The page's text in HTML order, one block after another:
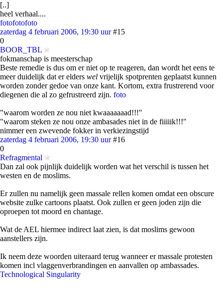
[..]
heel verhaal....
fotofotofoto
zaterdag 4 februari 2006, 19:30 uur #15
0
BOOR_TBL
fokmanschap is meesterschap
Beste remedie is dus om er niet op te reageren, dan wordt het eens te
meer duidelijk dat er elders wel vrijelijk spotprenten geplaatst kunnen
worden zonder gedoe van onze kant. Kortom, extra frustrerend voor
diegenen die al zo gefrustreerd zijn. foto
"waarom worden ze nou niet kwaaaaaaad!!!"
"waarom steken ze nou onze ambasades niet in de fiiiiik!!!"
nimmer een zwevende fokker in verkiezingstijd
zaterdag 4 februari 2006, 19:30 uur #16
0
Refragmental
Dan zal ook pijnlijk duidelijk worden wat het verschil is tussen het
westen en de moslims.
Er zullen nu namelijk geen massale rellen komen omdat een obscure
website zulke cartoons plaatst. Ook zullen er geen joden zijn die
oproepen tot moord en chantage.
Wat de AEL hiermee indirect laat zien, is dat moslims gewoon
aanstellers zijn.
Ik neem deze woorden uiteraard terug wanneer er massale protesten
komen incl vlaggenverbrandingen en aanvallen op ambassades.
Technological Singularity